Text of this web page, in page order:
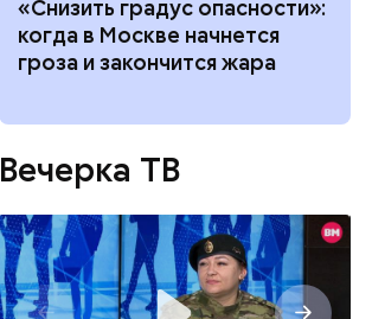
«Снизить градус опасности»:
когда в Москве начнется
гроза и закончится жара
Вечерка ТВ